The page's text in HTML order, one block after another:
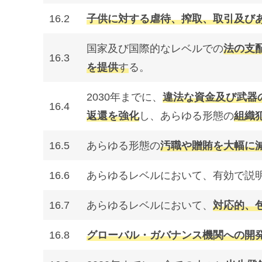
16.2 子供に対する虐待、搾取、取引及び
16.3
国家及び国際的なレベルでの法の支
を提供する。
16.4
2030年までに、 違法な資金及び武器
返還を強化し、あらゆる形態の組織
16.5 あらゆる形態の汚職や贈賄を大幅に
16.6 あらゆるレベルにおいて、有効で説
16.7 あらゆるレベルにおいて、 対応的、
16.8 グローバル・ガバナンス機関への開